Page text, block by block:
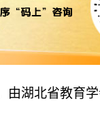
由湖北省教育